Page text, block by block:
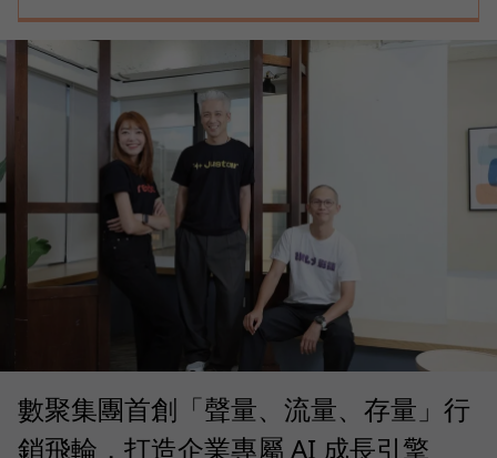
數聚集團首創「聲量、流量、存量」行
銷飛輪，打造企業專屬 AI 成長引擎